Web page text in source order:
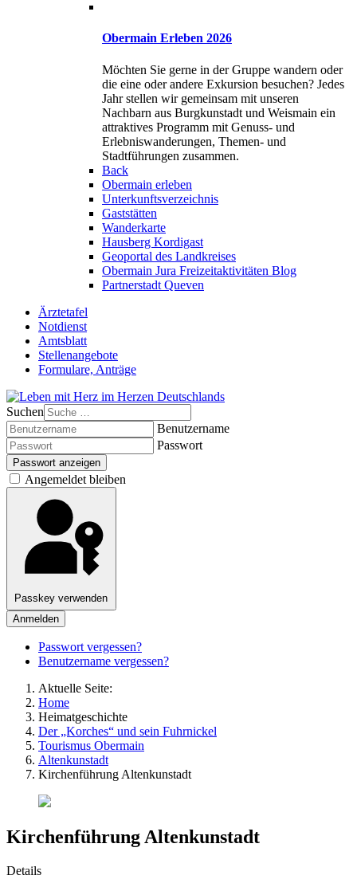
Obermain Erleben 2026
Möchten Sie gerne in der Gruppe wandern oder
die eine oder andere Exkursion besuchen? Jedes
Jahr stellen wir gemeinsam mit unseren
Nachbarn aus Burgkunstadt und Weismain ein
attraktives Programm mit Genuss- und
Erlebniswanderungen, Themen- und
Stadtführungen zusammen.
Back
Obermain erleben
Unterkunftsverzeichnis
Gaststätten
Wanderkarte
Hausberg Kordigast
Geoportal des Landkreises
Obermain Jura Freizeitaktivitäten Blog
Partnerstadt Queven
Ärztetafel
Notdienst
Amtsblatt
Stellenangebote
Formulare, Anträge
Suchen
Benutzername
Passwort
Passwort anzeigen
Angemeldet bleiben
Passkey verwenden
Anmelden
Passwort vergessen?
Benutzername vergessen?
Aktuelle Seite:
Home
Heimatgeschichte
Der „Korches“ und sein Fuhrnickel
Tourismus Obermain
Altenkunstadt
Kirchenführung Altenkunstadt
Kirchenführung Altenkunstadt
Details